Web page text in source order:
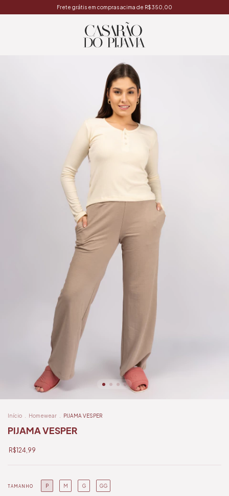
Frete grátis em compras acima de R$350,00
Início Homewear PIJAMA VESPER
PIJAMA VESPER
R$124,99
TAMANHO P M G GG